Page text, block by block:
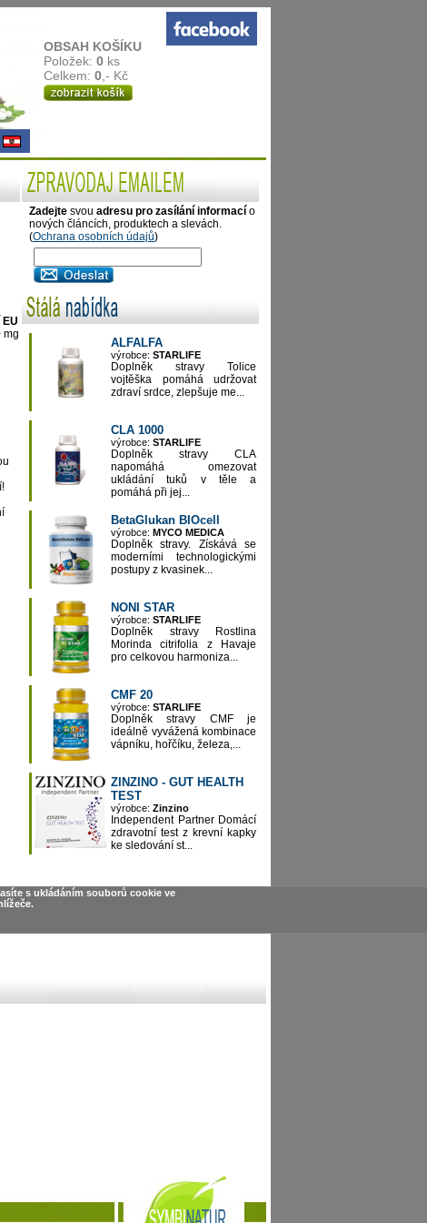
OBSAH KOŠÍKU
Položek: 0 ks
Celkem: 0 ,- Kč
mg
Zadejte svou adresu pro zasílání informací o
nových článcích, produktech a slevách.
(Ochrana osobních údajů)
ALFALFA
výrobce: STARLIFE
Doplněk stravy Tolice
vojtěška pomáhá udržovat
zdraví srdce, zlepšuje me...
CLA 1000
výrobce: STARLIFE
Doplněk stravy CLA
napomáhá omezovat
ukládání tuků v těle a
pomáhá při jej...
BetaGlukan BIOcell
výrobce: MYCO MEDICA
Doplněk stravy. Získává se
moderními technologickými
postupy z kvasinek...
NONI STAR
výrobce: STARLIFE
Doplněk stravy Rostlina
Morinda citrifolia z Havaje
pro celkovou harmoniza...
CMF 20
výrobce: STARLIFE
Doplněk stravy CMF je
ideálně vyvážená kombinace
vápníku, hořčíku, železa,...
ZINZINO - GUT HEALTH
TEST
výrobce: Zinzino
Independent Partner Domácí
zdravotní test z krevní kapky
ke sledování st...
s ukládáním souborů cookie ve